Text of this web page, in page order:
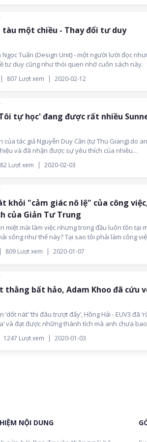
tàu một chiều - Thay đổi tư duy
Tuấn (Design Unit) - một người lười đọc
tư duy cũng như thói quen nhờ cuốn sách này.
807 Lượt xem 2020-02-12
tự học' đang được rất nhiều
của tác giả Nguyễn Duy Cần (tự Thu Giang) do
và đã nhận được sự yêu thích của nhiều
Duy Sơn - EUV1 đã phải thốt lên rằng 'Cuốn sách
về chủ đề tự học mình từng đọc'.
Lượt xem 2020-02-03
khỏi "cảm giác nô lệ" của công
của Giản Tư Trung
miệt mài làm việc nhưng trong đầu luôn tồn tại
sống như thế này? Tại sao tôi phải làm công
chút và tìm đọc cuốn sách "Đúng việc" của
sách, anh Nhật Hoàng - BrSE của EUV 4 tin rằng,
809 Lượt xem 2020-01-07
thằng bất hảo, Adam Khoo đã cứu
nát’ ‘thi đâu trượt đấy’, Hồng Hải - EUV3 đã
và đạt được những thành tích mà anh chưa
chỉ gói gọn trong một cuốn sách có tên ‘Làm chủ tư
của Adam Khoo.
1247 Lượt xem 2020-01-03
NỘI DUNG